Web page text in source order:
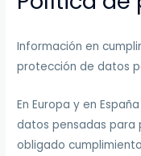
Información en
protección de datos
En Europa y en
datos pensadas para
obligado